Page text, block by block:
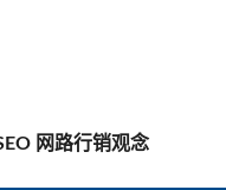
网路行销观念